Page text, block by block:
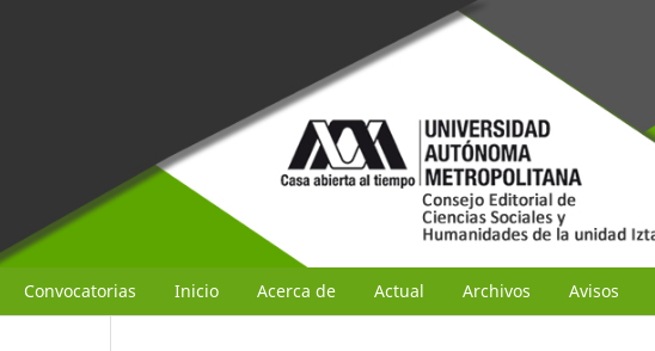
Convocatorias Inicio Acerca de Actual Archivos Avisos